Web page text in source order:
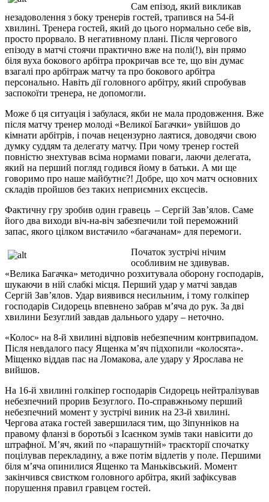
Сам епізод, який викликав
незадоволення з боку тренерів гостей, трапився на 54-й
хвилині. Тренера гостей, який до цього нормально себе вів,
просто прорвало. В негативному плані. Після чергового
епізоду в матчі стоячи практично вже на полі(!), він прямо
біля вуха бокового арбітра прокричав все те, що він думає
взагалі про арбітраж матчу та про бокового арбітра
персонально. Навіть дії головного арбітру, який спробував
заспокоїти тренера, не допомогли.
Може б ця ситуація і забулася, якби не мала продовження. Вже
після матчу тренер молоді «Великої Багачки» увійшов до
кімнати арбітрів, і почав нецензурно лаятися, доводячи свою
думку суддям та делегату матчу. При чому тренер гостей
повністю знехтував всіма нормами поваги, лаючи делегата,
який на перший погляд годився йому в батьки. А ми ще
говоримо про наше майбутнє?! Добре, що хоч матч основних
складів пройшов без таких неприємних ексцесів.
Фактичну гру зробив один гравець – Сергій Зав’ялов. Саме
його два виходи віч-на-віч забезпечили той переможний
запас, якого цілком вистачило «багачанам» для перемоги.
Початок зустрічі нічим
особливим не здивував.
«Велика Багачка» методично розхитувала оборону господарів,
шукаючи в ній слабкі місця. Перший удар у матчі завдав
Сергій Зав’ялов. Удар виявився несильним, і тому голкіпер
господарів Сидорець впевнено забрав м’яча до рук. За дві
хвилини Безуглий завдав дальнього удару – неточно.
«Колос» на 8-й хвилині відповів небезпечним контрвипадом.
Після невдалого пасу Ященка м’яч підхопили «колосята».
Міщенко віддав пас на Ломакова, але удару у Ярослава не
вийшов.
На 16-й хвилині голкіпер господарів Сидорець нейтралізував
небезпечний прорив Безуглого. По-справжньому перший
небезпечний момент у зустрічі виник на 23-й хвилині.
Чергова атака гостей завершилася тим, що Зіпунніков на
правому фланзі в боротьбі з Ісаєнком зумів таки навісити до
штрафної. М’яч, який по «парашутній» траєкторії спочатку
поцілував перекладину, а вже потім відлетів у поле. Першими
біля м’яча опинилися Ященко та Маньківський. Момент
закінчився свистком головного арбітра, який зафіксував
порушення правил гравцем гостей.